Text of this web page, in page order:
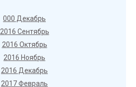
000 Декабрь
2016 Сентябрь
2016 Октябрь
2016 Ноябрь
2016 Декабрь
2017 Февраль